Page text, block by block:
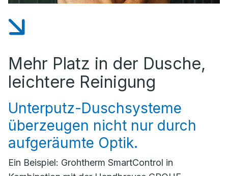
Mehr Platz in der Dusche,
leichtere Reinigung
Unterputz-Duschsysteme
überzeugen nicht nur durch
aufgeräumte Optik.
Ein Beispiel: Grohtherm SmartControl in